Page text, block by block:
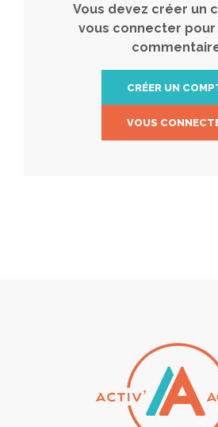
Vous devez créer un
vous connecter pour
CRÉER UN
VOUS